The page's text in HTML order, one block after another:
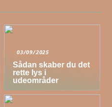
03/09/2025
Sådan skaber du det
rette lys i
udeområder